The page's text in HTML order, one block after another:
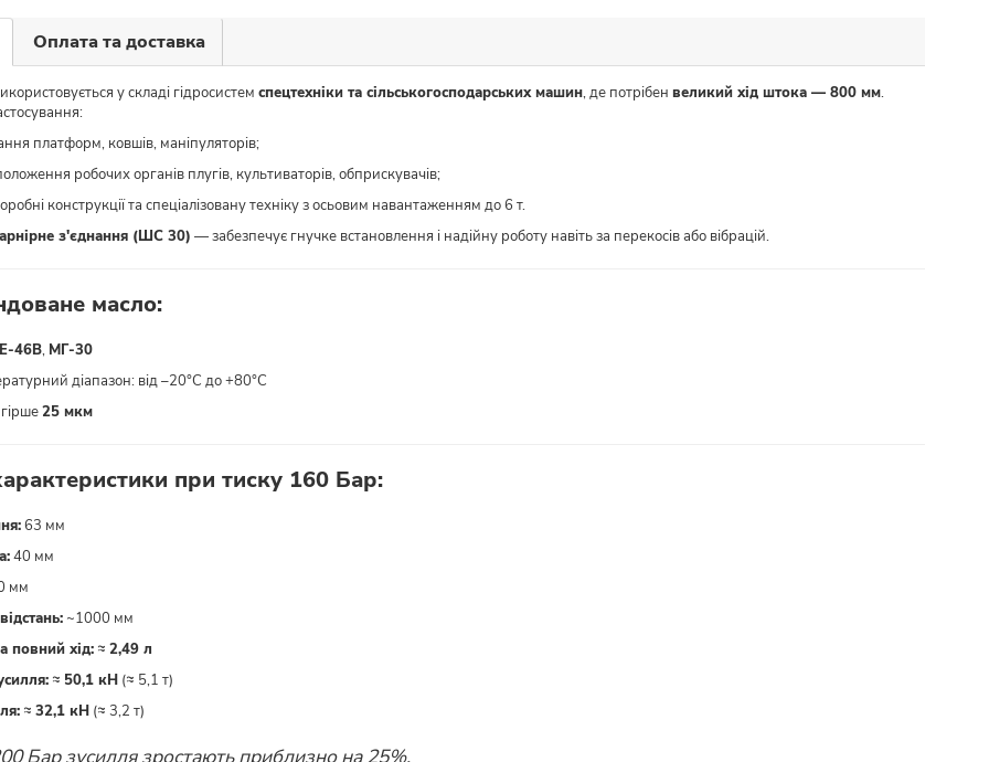
Оплата та доставка
у складі гідросистем спецтехніки та сільськогосподарських машин, де потрібен великий хід штока — 800 мм.
платформ, ковшів, маніпуляторів;
робочих органів плугів, культиваторів, обприскувачів;
конструкції та спеціалізовану техніку з осьовим навантаженням до 6 т.
з'єднання (ШС 30) — забезпечує гнучке встановлення і надійну роботу навіть за перекосів або вібрацій.
масло:
46В, МГ-30
діапазон: від –20°C до +80°C
25 мкм
при тиску 160 Бар:
63 мм
40 мм
мм
~1000 мм
повний хід: ≈ 2,49 л
≈ 50,1 кН (≈ 5,1 т)
≈ 32,1 кН (≈ 3,2 т)
Бар зусилля зростають приблизно на 25%.